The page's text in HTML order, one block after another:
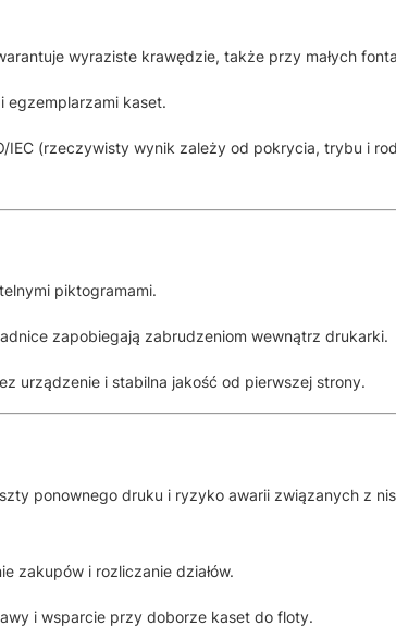
wyraziste krawędzie, także przy małych
kaset.
(rzeczywisty wynik zależy od pokrycia, trybu i
piktogramami.
zapobiegają zabrudzeniom wewnątrz drukarki.
urządzenie i stabilna jakość od pierwszej strony.
ponownego druku i ryzyko awarii związanych z
zakupów i rozliczanie działów.
i wsparcie przy doborze kaset do floty.